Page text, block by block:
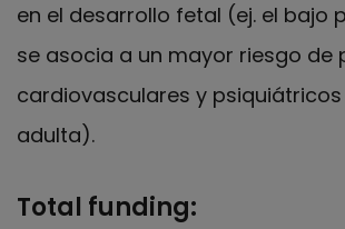
en el desarrollo fetal (ej. el bajo
se asocia a un mayor riesgo de
cardiovasculares y
adulta).
Total funding: